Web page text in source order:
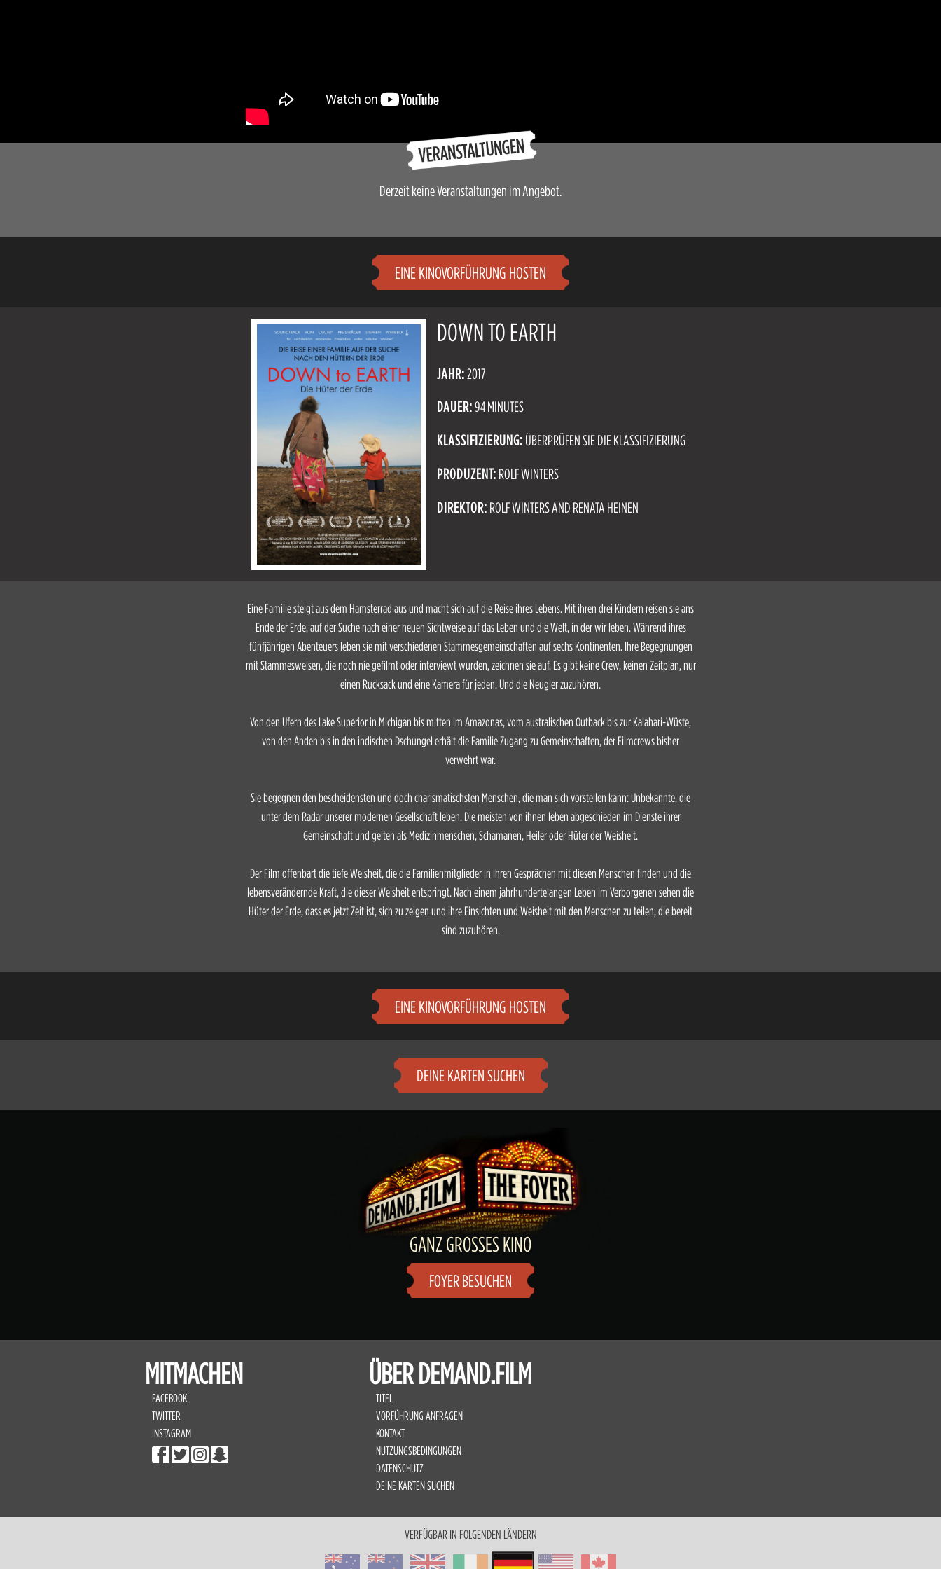
Derzeit keine Veranstaltungen im Angebot.
EINE KINOVORFÜHRUNG HOSTEN
DOWN TO EARTH
JAHR:2017
DAUER:94 MINUTES
KLASSIFIZIERUNG: ÜBERPRÜFEN SIE DIE KLASSIFIZIERUNG
PRODUZENT: ROLF WINTERS
DIREKTOR: ROLF WINTERS AND RENATA HEINEN
Eine Familie steigt aus dem Hamsterrad aus und macht sich auf die Reise ihres Lebens. Mit ihren drei Kindern reisen sie ans
Ende der Erde, auf der Suche nach einer neuen Sichtweise auf das Leben und die Welt, in der wir leben. Während ihres
fünfjährigen Abenteuers leben sie mit verschiedenen Stammesgemeinschaften auf sechs Kontinenten. Ihre Begegnungen
mit Stammesweisen, die noch nie gefilmt oder interviewt wurden, zeichnen sie auf. Es gibt keine Crew, keinen Zeitplan, nur
einen Rucksack und eine Kamera für jeden. Und die Neugier zuzuhören.
Von den Ufern des Lake Superior in Michigan bis mitten im Amazonas, vom australischen Outback bis zur Kalahari-Wüste,
von den Anden bis in den indischen Dschungel erhält die Familie Zugang zu Gemeinschaften, der Filmcrews bisher
verwehrt war.
Sie begegnen den bescheidensten und doch charismatischsten Menschen, die man sich vorstellen kann: Unbekannte, die
unter dem Radar unserer modernen Gesellschaft leben. Die meisten von ihnen leben abgeschieden im Dienste ihrer
Gemeinschaft und gelten als Medizinmenschen, Schamanen, Heiler oder Hüter der Weisheit.
Der Film offenbart die tiefe Weisheit, die die Familienmitglieder in ihren Gesprächen mit diesen Menschen finden und die
lebensverändernde Kraft, die dieser Weisheit entspringt. Nach einem jahrhundertelangen Leben im Verborgenen sehen die
Hüter der Erde, dass es jetzt Zeit ist, sich zu zeigen und ihre Einsichten und Weisheit mit den Menschen zu teilen, die bereit
sind zuzuhören.
EINE KINOVORFÜHRUNG HOSTEN
DEINE KARTEN SUCHEN
GANZ GROSSES KINO
FOYER BESUCHEN
MITMACHEN
FACEBOOK
TWITTER
INSTAGRAM
ÜBER DEMAND.FILM
TITEL
VORFÜHRUNG ANFRAGEN
KONTAKT
NUTZUNGSBEDINGUNGEN
DATENSCHUTZ
DEINE KARTEN SUCHEN
VERFÜGBAR IN FOLGENDEN LÄNDERN